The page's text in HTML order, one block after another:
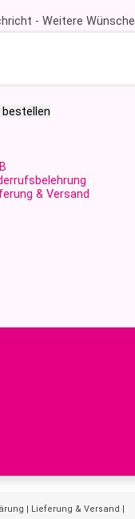
- Weitere Wünsche
bestellen
& Versand
Lieferung & Versand